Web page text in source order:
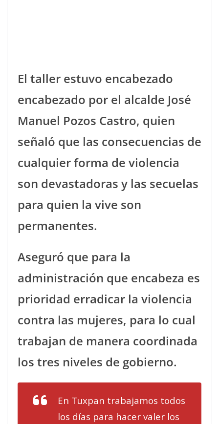
El taller estuvo encabezado
encabezado por el alcalde José
Manuel Pozos Castro, quien
señaló que las consecuencias de
cualquier forma de violencia
son devastadoras y las secuelas
para quien la vive son
permanentes.
Aseguró que para la
administración que encabeza es
prioridad erradicar la violencia
contra las mujeres, para lo cual
trabajan de manera coordinada
los tres niveles de gobierno.
En Tuxpan trabajamos todos
los días para hacer valer los